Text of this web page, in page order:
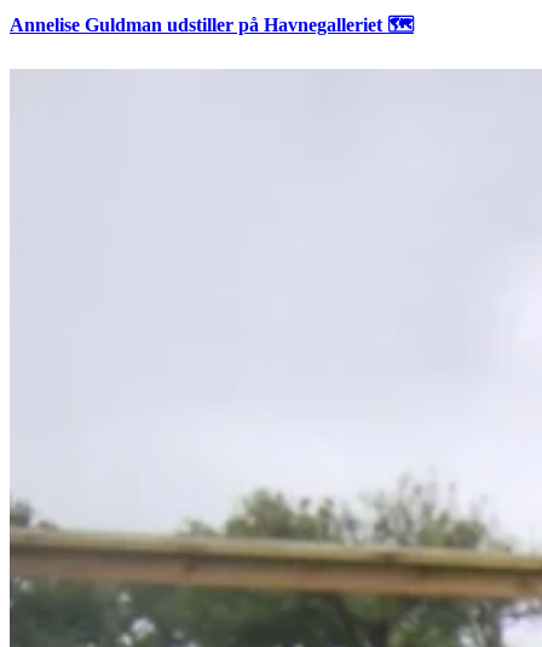
Annelise Guldman udstiller på Havnegalleriet 🗺